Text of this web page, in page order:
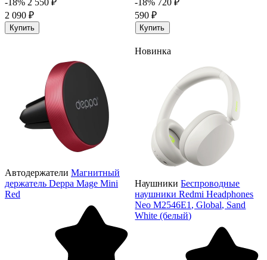
2 090 ₽
Купить
590 ₽
Купить
Автодержатели Магнитный
держатель Deppa Mage Mini
Red
Новинка
Наушники Беспроводные
наушники Redmi Headphones
Neo M2546E1, Global, Sand
White (белый)